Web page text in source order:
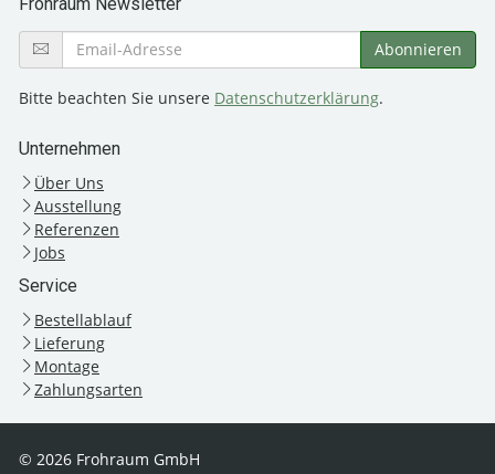
Bitte beachten Sie unsere Datenschutzerklärung.
Unternehmen
Über Uns
Ausstellung
Referenzen
Jobs
Service
Bestellablauf
Lieferung
Montage
Zahlungsarten
© 2026 Frohraum GmbH